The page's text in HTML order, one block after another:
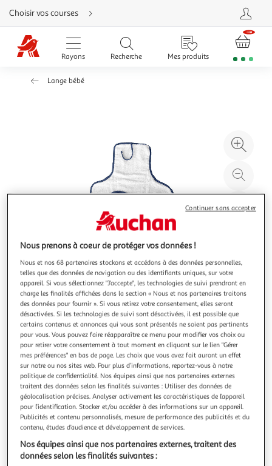
Aller
directement
au
contenu
Aller
directement
Aller
Choisir vos courses
Rayons Recherche Mes produits
Lange bébé
à
Illustration
précédente
Illustration
suivante
BEBE DOUCEUR
Matelas à langer bébé nomade 75cm bleu foncé
Informations Techniques : Dimensions : L. 44 x H. 75 cm
Matière : Gaze de Coton Spécificités : Nomade & Pliable
Matelas à Langer Pour Bébé Avec Poignée Texture Éponge
Poids : 0,125 kg Couleur : Bleu Foncé
En savoir +
Vendu par Paris Prix
Livr. ou retrait dès 3/4 jours
A partir de 7,99€
Plus d'options
Nous prenons à coeur de protéger vos données !
Nous et nos 68 partenaires stockons et accédons à des données personnelles,
telles que des données de navigation ou des identifiants uniques, sur votre
appareil. Si vous sélectionnez "J'accepte", les technologies de suivi prendront en
charge les finalités affichées dans la section « Nous et nos partenaires traitons
des données pour fournir ». Si vous retirez votre consentement, elles seront
désactivées. Si les technologies de suivi sont désactivées, il est possible que
certains contenus et annonces qui vous sont présentés ne soient pas pertinents
pour vous. Vous pouvez faire réapparaître ce menu pour modifier vos choix ou
pour retirer votre consentement à tout moment en cliquant sur le lien "Gérer
mes préférences" en bas de page. Les choix que vous avez fait auront un effet
sur notre ou nos sites web. Pour plus d’informations, reportez-vous à notre
politique de confidentialité. Nos équipes ainsi que nos partenaires externes
traitent des données selon les finalités suivantes : Utiliser des données de
géolocalisation précises. Analyser activement les caractéristiques de l’appareil
pour l’identification. Stocker et/ou accéder à des informations sur un appareil.
Publicités et contenu personnalisés, mesure de performance des publicités et du
contenu, études d’audience et développement de services.
Nos équipes ainsi que nos partenaires externes, traitent des
données selon les finalités suivantes :
Continuer sans accepter